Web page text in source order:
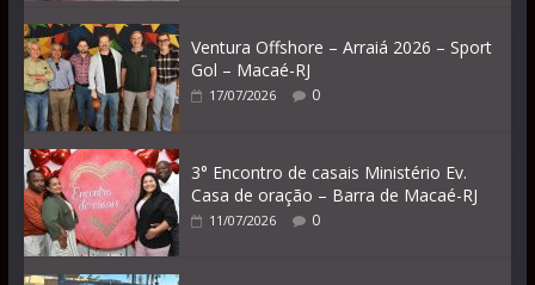
Ventura Offshore – Arraiá 2026 – Sport
Gol – Macaé-RJ
17/07/2026 0
3° Encontro de casais Ministério Ev.
Casa de oração – Barra de Macaé-RJ
11/07/2026 0